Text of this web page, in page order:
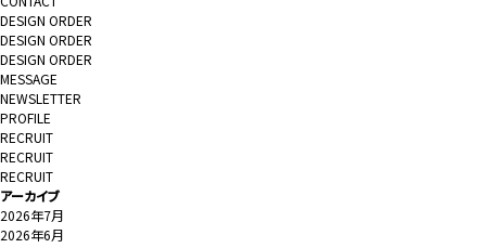
DESIGN ORDER
DESIGN ORDER
DESIGN ORDER
MESSAGE
NEWSLETTER
PROFILE
RECRUIT
RECRUIT
RECRUIT
アーカイブ
2026年7月
2026年6月